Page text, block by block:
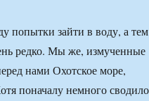
попытки зайти в воду, а тем
редко. Мы же, измученные
нами Охотское море,
поначалу немного сводило